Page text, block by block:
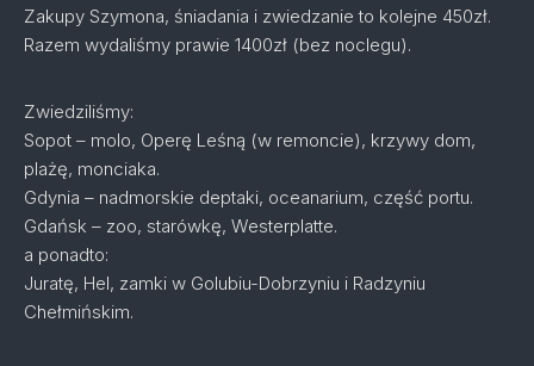
Zakupy Szymona, śniadania i zwiedzanie to kolejne 450zł.
Razem wydaliśmy prawie 1400zł (bez noclegu).
Zwiedziliśmy:
Sopot – molo, Operę Leśną (w remoncie), krzywy dom,
plażę, monciaka.
Gdynia – nadmorskie deptaki, oceanarium, część portu.
Gdańsk – zoo, starówkę, Westerplatte.
a ponadto:
Juratę, Hel, zamki w Golubiu-Dobrzyniu i Radzyniu
Chełmińskim.